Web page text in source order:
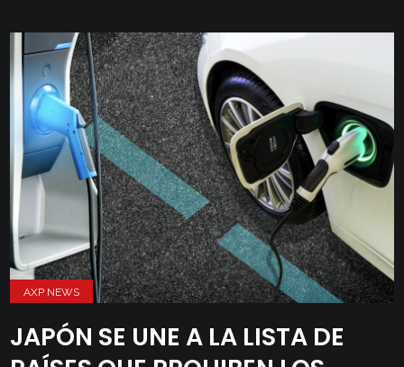
AXP NEWS
JAPÓN SE UNE A LA LISTA DE